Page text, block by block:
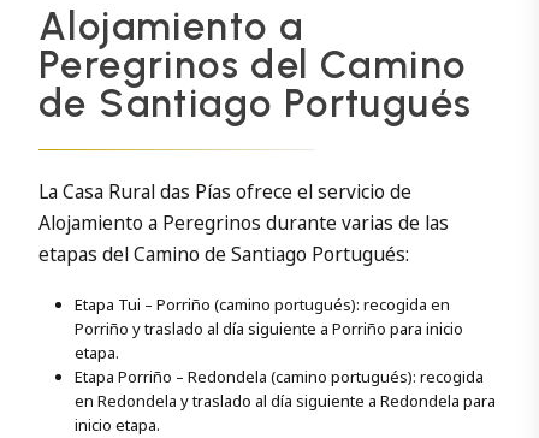
Alojamiento a
Peregrinos del Camino
de Santiago Portugués
La Casa Rural das Pías ofrece el servicio de
Alojamiento a Peregrinos durante varias de las
etapas del Camino de Santiago Portugués:
Etapa Tui – Porriño (camino portugués): recogida en
Porriño y traslado al día siguiente a Porriño para inicio
etapa.
Etapa Porriño – Redondela (camino portugués): recogida
en Redondela y traslado al día siguiente a Redondela para
inicio etapa.